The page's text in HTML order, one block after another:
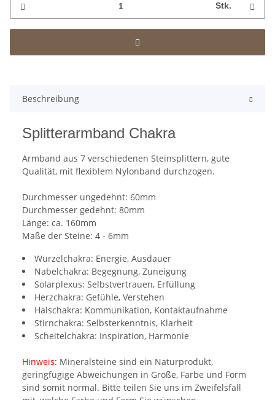
Stk.
Beschreibung
Splitterarmband Chakra
Armband aus 7 verschiedenen Steinsplittern, gute
Qualität, mit flexiblem Nylonband durchzogen.
Durchmesser ungedehnt: 60mm
Durchmesser gedehnt: 80mm
Länge: ca. 160mm
Maße der Steine: 4 - 6mm
Wurzelchakra: Energie, Ausdauer
Nabelchakra: Begegnung, Zuneigung
Solarplexus: Selbstvertrauen, Erfüllung
Herzchakra: Gefühle, Verstehen
Halschakra: Kommunikation, Kontaktaufnahme
Stirnchakra: Selbsterkenntnis, Klarheit
Scheitelchakra: Inspiration, Harmonie
Hinweis: Mineralsteine sind ein Naturprodukt,
geringfügige Abweichungen in Größe, Farbe und Form
sind somit normal. Bitte teilen Sie uns im Zweifelsfall